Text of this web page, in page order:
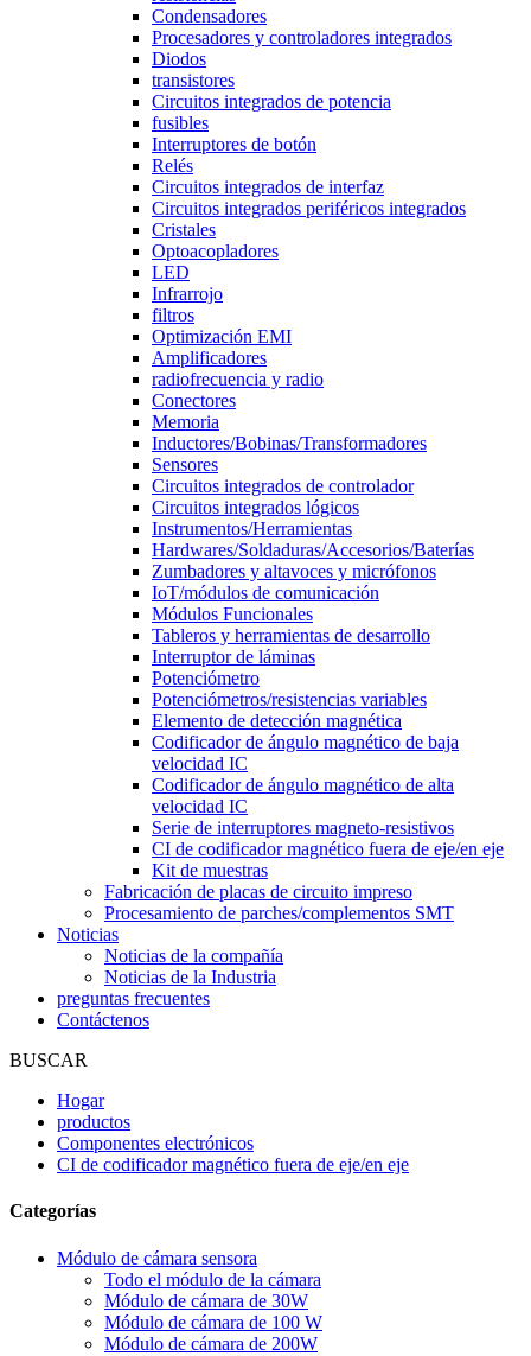
Condensadores
Procesadores y controladores integrados
Diodos
transistores
Circuitos integrados de potencia
fusibles
Interruptores de botón
Relés
Circuitos integrados de interfaz
Circuitos integrados periféricos integrados
Cristales
Optoacopladores
LED
Infrarrojo
filtros
Optimización EMI
Amplificadores
radiofrecuencia y radio
Conectores
Memoria
Inductores/Bobinas/Transformadores
Sensores
Circuitos integrados de controlador
Circuitos integrados lógicos
Instrumentos/Herramientas
Hardwares/Soldaduras/Accesorios/Baterías
Zumbadores y altavoces y micrófonos
IoT/módulos de comunicación
Módulos Funcionales
Tableros y herramientas de desarrollo
Interruptor de láminas
Potenciómetro
Potenciómetros/resistencias variables
Elemento de detección magnética
Codificador de ángulo magnético de baja
velocidad IC
Codificador de ángulo magnético de alta
velocidad IC
Serie de interruptores magneto-resistivos
CI de codificador magnético fuera de eje/en eje
Kit de muestras
Fabricación de placas de circuito impreso
Procesamiento de parches/complementos SMT
Noticias
Noticias de la compañía
Noticias de la Industria
preguntas frecuentes
Contáctenos
BUSCAR
Hogar
productos
Componentes electrónicos
CI de codificador magnético fuera de eje/en eje
Categorías
Módulo de cámara sensora
Todo el módulo de la cámara
Módulo de cámara de 30W
Módulo de cámara de 100 W
Módulo de cámara de 200W